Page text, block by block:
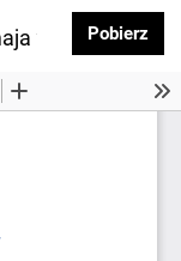
2021 r., III
Pobierz